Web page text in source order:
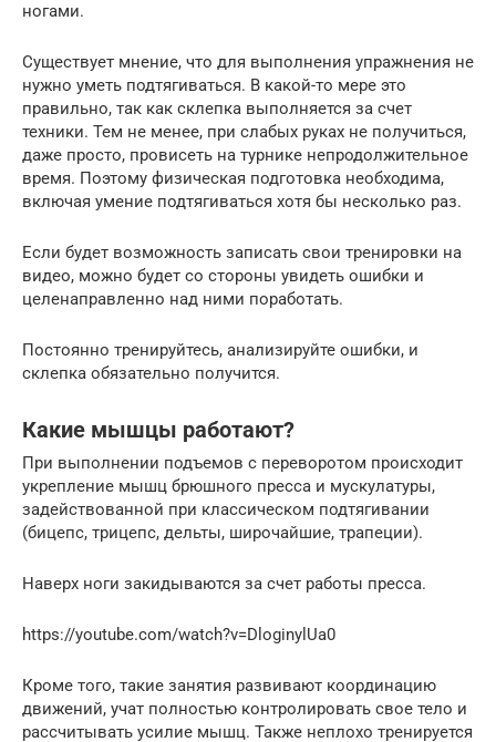
ногами.
Существует мнение, что для выполнения упражнения не
нужно уметь подтягиваться. В какой-то мере это
правильно, так как склепка выполняется за счет
техники. Тем не менее, при слабых руках не получиться,
даже просто, провисеть на турнике непродолжительное
время. Поэтому физическая подготовка необходима,
включая умение подтягиваться хотя бы несколько раз.
Если будет возможность записать свои тренировки на
видео, можно будет со стороны увидеть ошибки и
целенаправленно над ними поработать.
Постоянно тренируйтесь, анализируйте ошибки, и
склепка обязательно получится.
Какие мышцы работают?
При выполнении подъемов с переворотом происходит
укрепление мышц брюшного пресса и мускулатуры,
задействованной при классическом подтягивании
(бицепс, трицепс, дельты, широчайшие, трапеции).
Наверх ноги закидываются за счет работы пресса.
https://youtube.com/watch?v=DloginylUa0
Кроме того, такие занятия развивают координацию
движений, учат полностью контролировать свое тело и
рассчитывать усилие мышц. Также неплохо тренируется